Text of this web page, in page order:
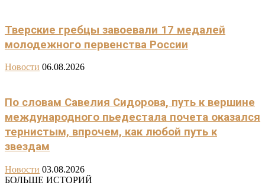
Тверские гребцы завоевали 17 медалей
молодежного первенства России
Новости 06.08.2026
По словам Савелия Сидорова, путь к вершине
международного пьедестала почета оказался
тернистым, впрочем, как любой путь к
звездам
Новости 03.08.2026
БОЛЬШЕ ИСТОРИЙ